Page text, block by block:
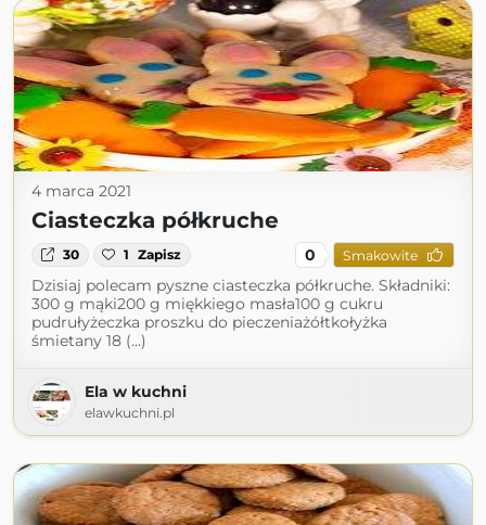
4 marca 2021
Ciasteczka półkruche
30 1 Zapisz 0 Smakowite
Dzisiaj polecam pyszne ciasteczka półkruche. Składniki:
300 g mąki200 g miękkiego masła100 g cukru
pudrułyżeczka proszku do pieczeniażółtkołyżka
śmietany 18 (...)
Ela w kuchni
elawkuchni.pl